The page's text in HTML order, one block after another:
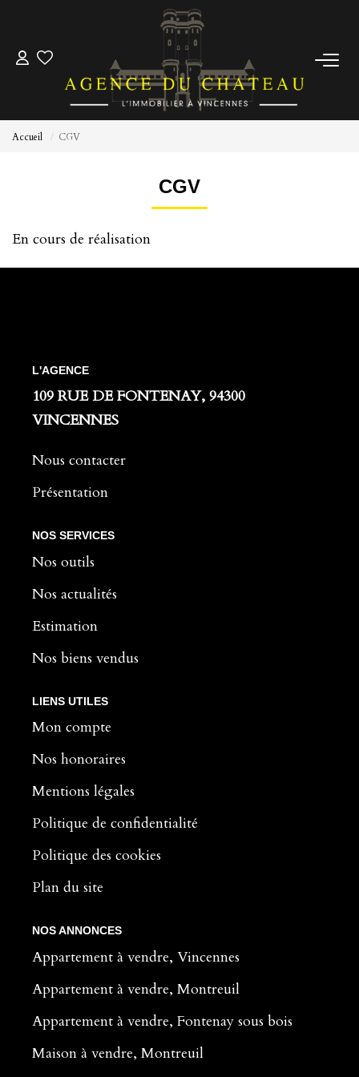
ACCUEIL
ESTIMER
Prendre Rendez Vous
Accueil CGV
CGV
En cours de réalisation
L'AGENCE
109 RUE DE FONTENAY, 94300
VINCENNES
Nous contacter
Présentation
NOS SERVICES
Nos outils
Nos actualités
Estimation
Nos biens vendus
LIENS UTILES
Mon compte
Nos honoraires
Mentions légales
Politique de confidentialité
Politique des cookies
Plan du site
NOS ANNONCES
Appartement à vendre, Vincennes
Appartement à vendre, Montreuil
Appartement à vendre, Fontenay sous bois
Maison à vendre, Montreuil